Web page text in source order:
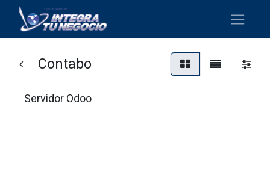
Contabo
Servidor Odoo